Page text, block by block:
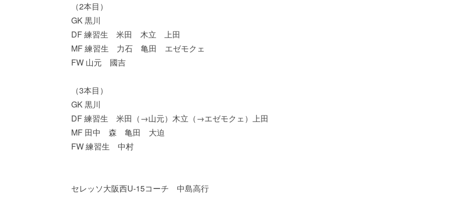
（2本目）
GK 黒川
DF 練習生 米田 木立 上田
MF 練習生 力石 亀田 エゼモクェ
FW 山元 國吉
（3本目）
GK 黒川
DF 練習生 米田（→山元）木立（→エゼモクェ）上田
MF 田中 森 亀田 大迫
FW 練習生 中村
セレッソ大阪西U-15コーチ 中島高行